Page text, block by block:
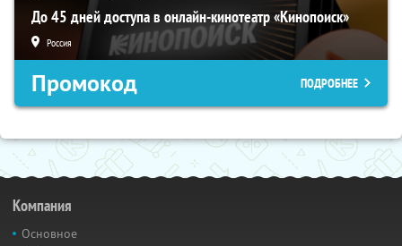
До 45 дней доступа в онлайн-кинотеатр «Кинопоиск»
Россия
Промокод ПОДРОБНЕЕ
Компания
Основное